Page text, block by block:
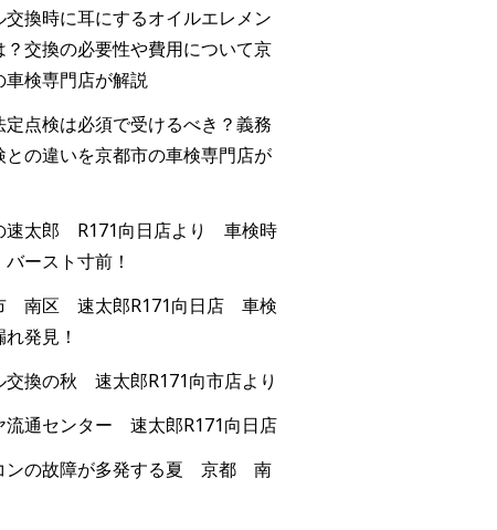
交換時に耳にするオイルエレメン
？交換の必要性や費用について京
車検専門店が解説
定点検は必須で受けるべき？義務
との違いを京都市の車検専門店が
速太郎 R171向日店より 車検時
ースト寸前！
南区 速太郎R171向日店 車検
発見！
交換の秋 速太郎R171向市店より
流通センター 速太郎R171向日店
ンの故障が多発する夏 京都 南